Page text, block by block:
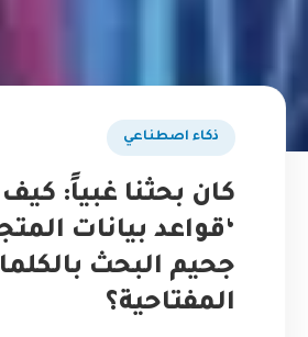
ذكاء اصطناعي
كان بحثنا غبياً: كيف
‘قواعد بيانات
جحيم البحث
المفتاحية؟